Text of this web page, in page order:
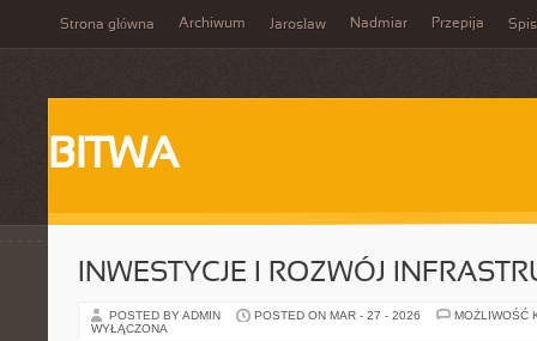
Strona główna Archiwum Jarosław Nadmiar Przepija
BITWA
INWESTYCJE I ROZWÓJ
POSTED BY ADMIN POSTED ON MAR - 27 - 2026
MOŻLIWOŚĆ
WYŁĄCZONA